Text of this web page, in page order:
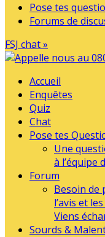
Pose tes
Forums de
FSJ chat »
Accueil
Enquêtes
Quiz
Chat
Pose tes
Une
à l’équipe
Forum
Besoin de
l’avis et
Viens
Sourds &